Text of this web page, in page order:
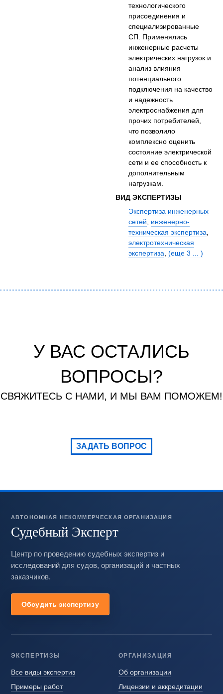
технологического
присоединения и
специализированные
СП. Применялись
инженерные расчеты
электрических нагрузок и
анализ влияния
потенциального
подключения на качество
и надежность
электроснабжения для
прочих потребителей,
что позволило
комплексно оценить
состояние электрической
сети и ее способность к
дополнительным
нагрузкам.
ВИД ЭКСПЕРТИЗЫ
Экспертиза инженерных
сетей, инженерно-
техническая экспертиза,
электротехническая
экспертиза,(еще 3 ... )
У ВАС ОСТАЛИСЬ
ВОПРОСЫ?
СВЯЖИТЕСЬ С НАМИ, И МЫ ВАМ ПОМОЖЕМ!
ЗАДАТЬ ВОПРОС
АВТОНОМНАЯ НЕКОММЕРЧЕСКАЯ ОРГАНИЗАЦИЯ
Судебный Эксперт
Центр по проведению судебных экспертиз и
исследований для судов, организаций и частных
заказчиков.
Обсудить экспертизу
ЭКСПЕРТИЗЫ
Все виды экспертиз
Примеры работ
ОРГАНИЗАЦИЯ
Об организации
Лицензии и аккредитации